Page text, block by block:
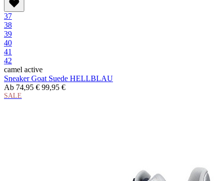
37
38
39
40
41
42
camel active
Sneaker Goat Suede HELLBLAU
Ab 74,95 € 99,95 €
SALE